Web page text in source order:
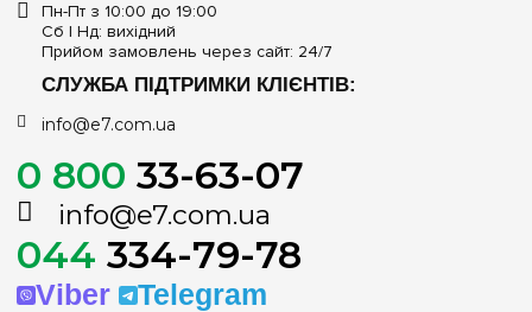
Пн-Пт з 10:00 до 19:00
Сб | Нд: вихідний
Прийом замовлень через сайт: 24/7
СЛУЖБА ПІДТРИМКИ КЛІЄНТІВ:
info@e7.com.ua
0 800 33-63-07
info@e7.com.ua
044 334-79-78
Viber Telegram